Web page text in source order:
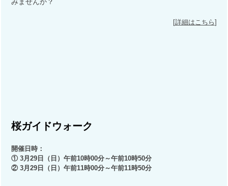
[詳細はこちら]
桜ガイドウォーク
開催日時：
① 3月29日（日）午前10時00分～午前10時50分
② 3月29日（日）午前11時00分～午前11時50分